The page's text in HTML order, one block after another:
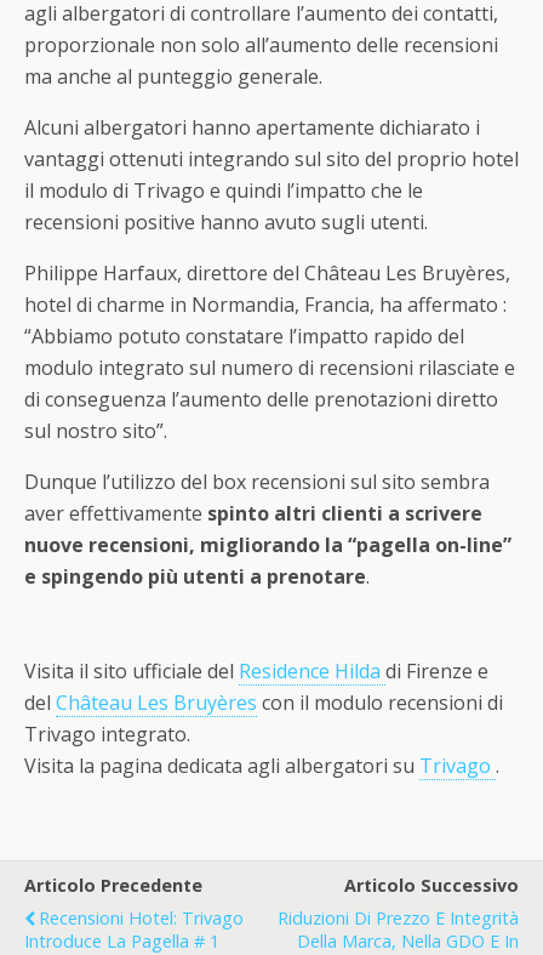
agli albergatori di controllare l’aumento dei contatti,
proporzionale non solo all’aumento delle recensioni
ma anche al punteggio generale.
Alcuni albergatori hanno apertamente dichiarato i
vantaggi ottenuti integrando sul sito del proprio hotel
il modulo di Trivago e quindi l’impatto che le
recensioni positive hanno avuto sugli utenti.
Philippe Harfaux, direttore del Château Les Bruyères,
hotel di charme in Normandia, Francia, ha affermato :
“Abbiamo potuto constatare l’impatto rapido del
modulo integrato sul numero di recensioni rilasciate e
di conseguenza l’aumento delle prenotazioni diretto
sul nostro sito”.
Dunque l’utilizzo del box recensioni sul sito sembra
aver effettivamente spinto altri clienti a scrivere
nuove recensioni, migliorando la “pagella on-line”
e spingendo più utenti a prenotare.
Visita il sito ufficiale del Residence Hilda di Firenze e
del Château Les Bruyères con il modulo recensioni di
Trivago integrato.
Visita la pagina dedicata agli albergatori su Trivago .
Articolo Precedente
Recensioni Hotel: Trivago
Introduce La Pagella # 1
Articolo Successivo
Riduzioni Di Prezzo E Integrità
Della Marca, Nella GDO E In